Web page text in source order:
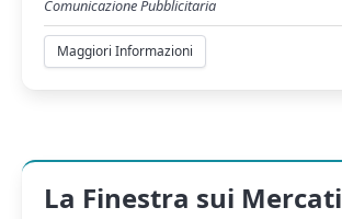
Comunicazione Pubblicitaria
Maggiori Informazioni
La Finestra sui Mercati